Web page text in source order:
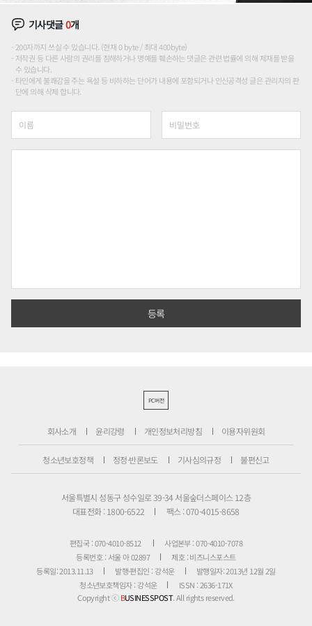
기사댓글0개
200자까지 쓰실 수 있습니다. (현재 0 byte / 최대 400byte)
저작권 등 다른 사람의 권리를 침해하거나 명예를 훼손하는 댓글은 관련 법률에 의해 제재를 받을
수 있습니다.
타인에게 불쾌감을 주는 욕설 등 비하하는 단어가 내용에 포함되거나 인신공격성 글은 관리자의 판
단에 의해 삭제 합니다.
PC버전
회사소개 윤리강령 개인정보처리방침 이용자위원회
청소년보호정책 정정·반론보도 기사심의규정 불편신고
서울특별시 성동구 성수일로 39-34 서울숲더스페이스 12층
대표전화 : 1800-6522
팩스 : 070-4015-8658
편집국 : 070-4010-8512
사업본부 : 070-4010-7078
등록번호 : 서울 아 02897
제호 : 비즈니스포스트
등록일: 2013.11.13
발행·편집인 : 강석운
발행일자: 2013년 12월 2일
청소년보호책임자 : 강석운
ISSN : 2636-171X
Copyright ⓒBUSINESSPOST. All rights reserved.